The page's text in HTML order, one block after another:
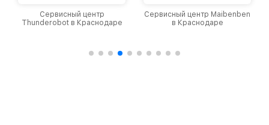
Сервисный центр
Thunderobot в Краснодаре
Сервисный центр Maibenben
в Краснодаре